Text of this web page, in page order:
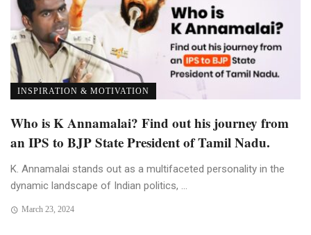
INSPIRATION & MOTIVATION
Who is K Annamalai? Find out his journey from
an IPS to BJP State President of Tamil Nadu.
K. Annamalai stands out as a multifaceted personality in the
dynamic landscape of Indian politics, ...
March 23, 2024